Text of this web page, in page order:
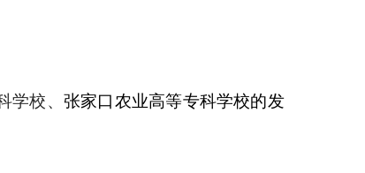
学校、 张家口农业高等专科学校的发